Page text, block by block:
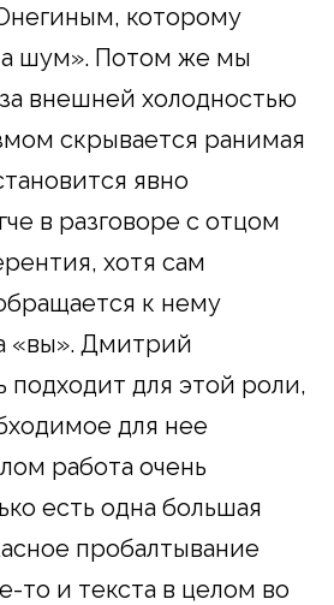
которому
шум». Потом же мы
внешней холодностью
скрывается ранимая
явно
в разговоре с отцом
хотя сам
к нему
«вы». Дмитрий
подходит для этой роли,
для нее
работа очень
есть одна большая
пробалтывание
то и текста в целом во